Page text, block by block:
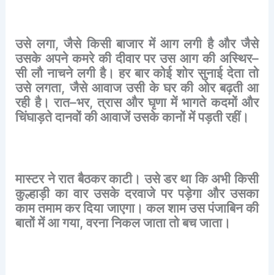
उसे लगा,जैसे किसी बाजार में आग लगी है और जैसे
उसके अपने कमरे की दीवार पर उस आग की अस्थिर–
सी लौ नाचने लगी है। हर बार कोई शोर सुनाई देता तो
उसे लगता,जैसे आवाज उसी के घर की ओर बढ़ती आ
रही है। रात–भर,त्रास और घृणा में भागते कदमों और
चिंघाड़तेदानवोंकीआवाजेंउसकेकानोंमेंपड़तीरहीं।
मास्टर ने रात बैठकर काटी। उसे डर था कि अभी किसी
कुल्हाड़ी का वार उसके दरवाजे पर पड़ेगा और उसका
कामतमामकरदियाजाएगा। कलशामउसपंजाबिनकी
बातोंमेंआगया,वरनानिकलजातातोबचजाता।